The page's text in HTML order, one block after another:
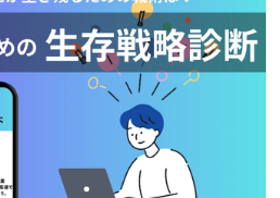
のお知らせ
ナル×つながる×メディア